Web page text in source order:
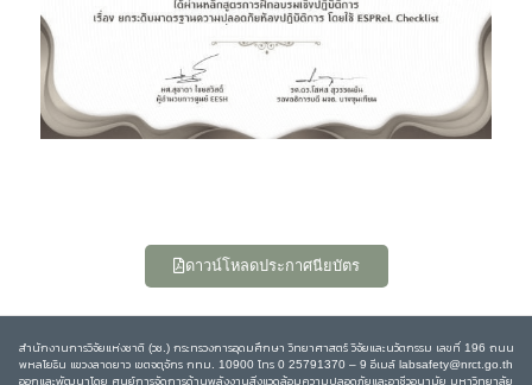
ดาวน์โหลดประกาศนียบัตร
สำนักงานการวิจัยแห่งชาติ (วช.) กระทรวงการอุดมศึกษา วิทยาศาสตร์ วิจัยและนวัตกรรม เลขที่ 196 ถนน
พหลโยธิน แขวงลาดยาว เขตจตุจักร กทม. 10900 โทร 0 25791370 – 9 อีเมล์ labsafety@nrct.go.th
ออกและพัฒนาโดย ศูนย์การจัดการด้านพลังงานสิ่งแวดล้อมความปลอดภัยและอาชีวอนามัย มหาวิทยาลัย